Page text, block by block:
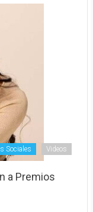
Sociales Videos
a Premios